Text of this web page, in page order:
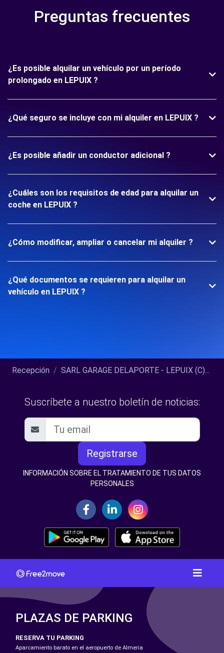
Preguntas frecuentes
¿Es posible alquilar un vehículo por un período
prolongado en LEPUIX ?
¿Qué seguro se incluye con mi alquiler en LEPUIX ?
¿Es posible añadir un conductor adicional ?
¿Cuáles son los requisitos de edad para alquilar un
coche en LEPUIX ?
¿Cómo modificar, ampliar o cancelar mi alquiler ?
¿Qué documentos se requieren para alquilar un
vehículo en LEPUIX ?
Recepción SARL GARAGE DELAPORTE - LEPUIX (C)...
Suscríbete a nuestro boletín de noticias:
Registrarse
INFORMACIÓN SOBRE EL TRATAMIENTO DE TUS DATOS
PERSONALES
PLAZAS DE PARKING
RESERVA TU PARKING
Aparcamiento barato en el aeropuerto de Almeria